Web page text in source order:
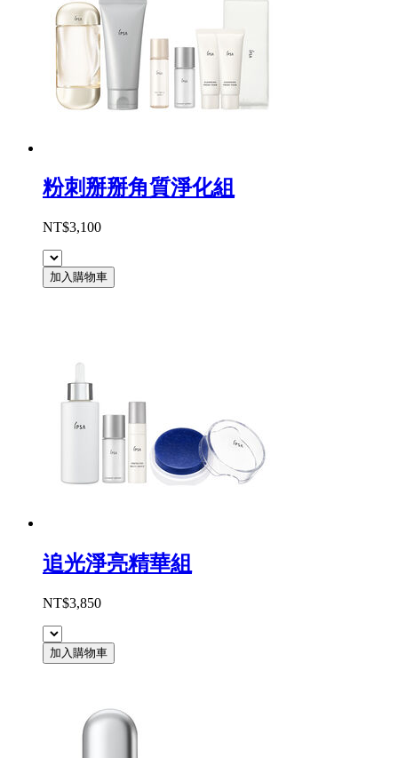
粉刺掰掰角質淨化組
NT$3,100
加入購物車
追光淨亮精華組
NT$3,850
加入購物車